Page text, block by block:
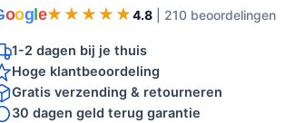
oog e★★★★★
★★★★★ 4.8 | 210 beoordelingen
1-2 dagen bij je thuis
Hoge klantbeoordeling
Gratis verzending & retourneren
30 dagen geld terug garantie